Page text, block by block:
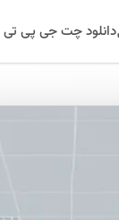
دانلود چت جی پی تی